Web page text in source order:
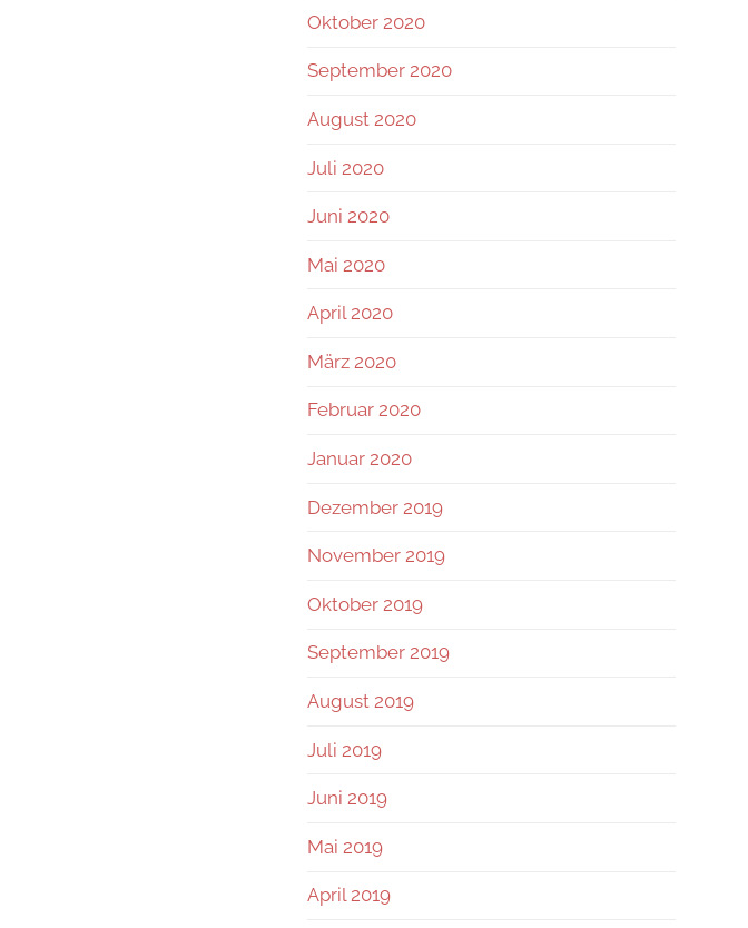
Oktober 2020
September 2020
August 2020
Juli 2020
Juni 2020
Mai 2020
April 2020
März 2020
Februar 2020
Januar 2020
Dezember 2019
November 2019
Oktober 2019
September 2019
August 2019
Juli 2019
Juni 2019
Mai 2019
April 2019